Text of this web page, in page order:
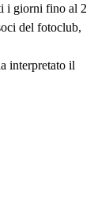
i giorni fino al 2
del fotoclub,
interpretato il